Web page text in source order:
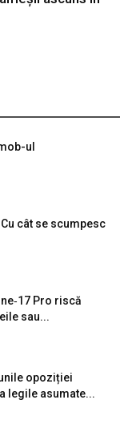
ul
cât se scumpesc
Pro riscă
sau...
opoziției
legile asumate...